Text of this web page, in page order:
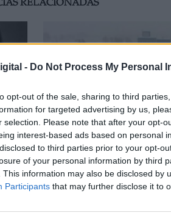
- Do Not Process My Personal
opt-out of the sale, sharing to third
for targeted advertising by us,
selection. Please note that after your opt-
interest-based ads based on personal
to third parties prior to your opt-
of your personal information by third
This information may also be disclosed by
Participants that may further disclose it to
RELACIONADAS
Un accidente en una
Rusia deja al menos